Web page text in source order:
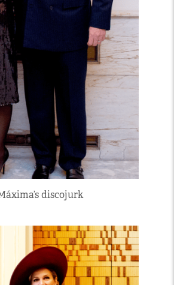
discojurk